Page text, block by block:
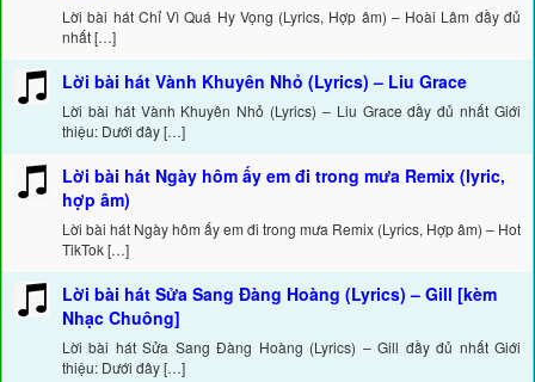
Lời bài hát Chỉ Vì Quá Hy Vọng (Lyrics, Hợp âm) – Hoài Lâm đầy đủ
nhất […]
Lời bài hát Vành Khuyên Nhỏ (Lyrics) – Liu Grace
Lời bài hát Vành Khuyên Nhỏ (Lyrics) – Liu Grace đầy đủ nhất Giới
thiệu: Dưới đây […]
Lời bài hát Ngày hôm ấy em đi trong mưa Remix (lyric,
hợp âm)
Lời bài hát Ngày hôm ấy em đi trong mưa Remix (Lyrics, Hợp âm) – Hot
TikTok […]
Lời bài hát Sửa Sang Đàng Hoàng (Lyrics) – Gill [kèm
Nhạc Chuông]
Lời bài hát Sửa Sang Đàng Hoàng (Lyrics) – Gill đầy đủ nhất Giới
thiệu: Dưới đây […]